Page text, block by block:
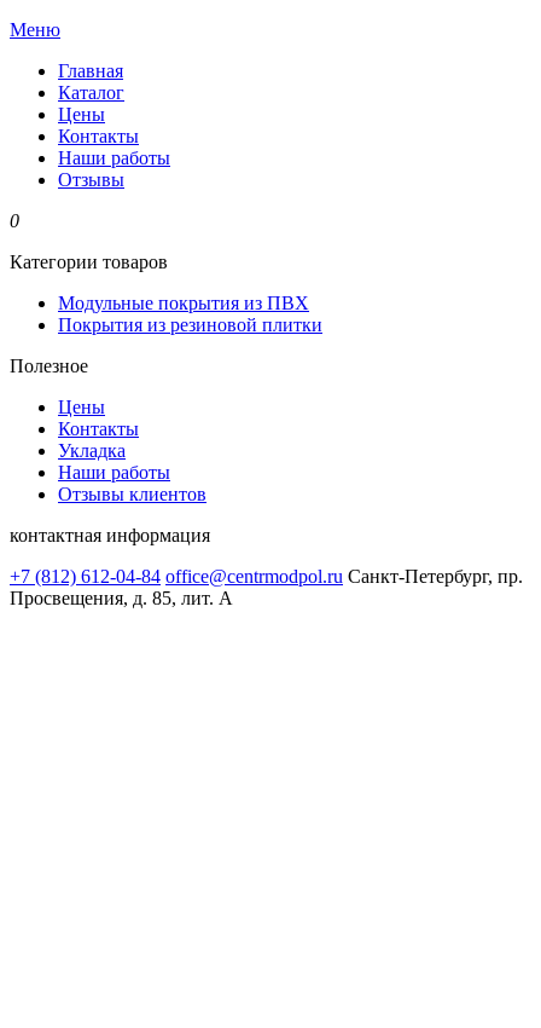
Меню
Главная
Каталог
Цены
Контакты
Наши работы
Отзывы
0
Категории товаров
Модульные покрытия из ПВХ
Покрытия из резиновой плитки
Полезное
Цены
Контакты
Укладка
Наши работы
Отзывы клиентов
контактная информация
+7 (812) 612-04-84 office@centrmodpol.ru Санкт-Петербург, пр.
Просвещения, д. 85, лит. А